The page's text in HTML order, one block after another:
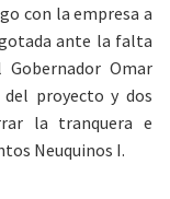
con la empresa a
ante la falta
Omar
proyecto y dos
la tranquera e
Neuquinos I.